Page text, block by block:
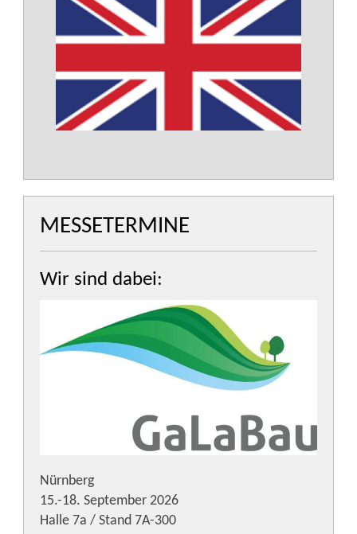
MESSETERMINE
Wir sind dabei:
Nürnberg
15.-18. September 2026
Halle 7a / Stand 7A-300